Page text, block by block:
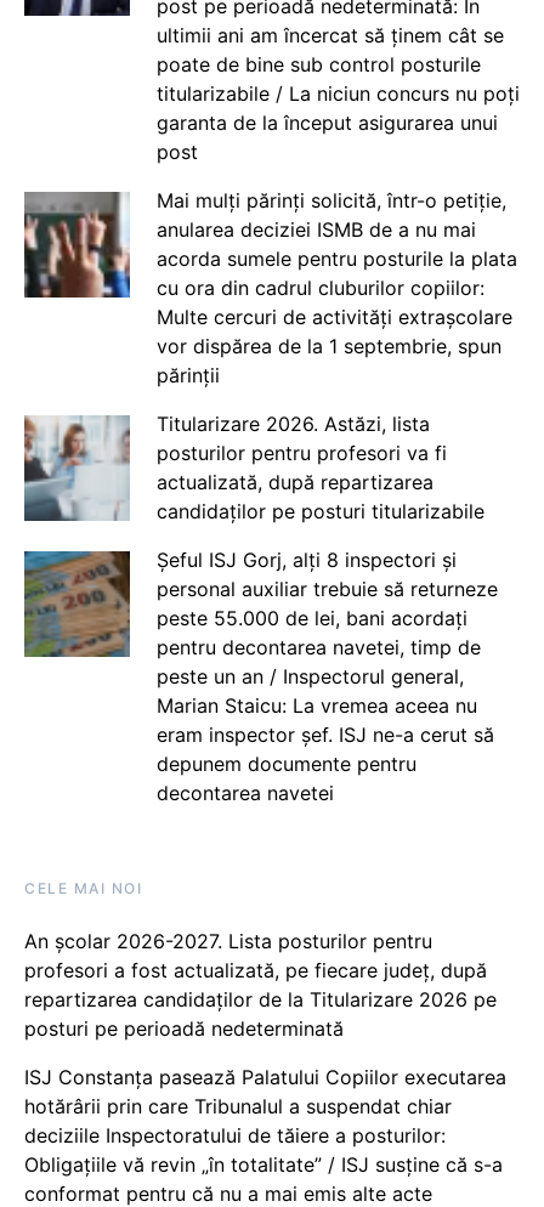
post pe perioadă nedeterminată: În
ultimii ani am încercat să ținem cât se
poate de bine sub control posturile
titularizabile / La niciun concurs nu poți
garanta de la început asigurarea unui
post
Mai mulți părinți solicită, într-o petiție,
anularea deciziei ISMB de a nu mai
acorda sumele pentru posturile la plata
cu ora din cadrul cluburilor copiilor:
Multe cercuri de activități extrașcolare
vor dispărea de la 1 septembrie, spun
părinții
Titularizare 2026. Astăzi, lista
posturilor pentru profesori va fi
actualizată, după repartizarea
candidaților pe posturi titularizabile
Șeful ISJ Gorj, alți 8 inspectori și
personal auxiliar trebuie să returneze
peste 55.000 de lei, bani acordați
pentru decontarea navetei, timp de
peste un an / Inspectorul general,
Marian Staicu: La vremea aceea nu
eram inspector șef. ISJ ne-a cerut să
depunem documente pentru
decontarea navetei
CELE MAI NOI
An școlar 2026-2027. Lista posturilor pentru
profesori a fost actualizată, pe fiecare județ, după
repartizarea candidaților de la Titularizare 2026 pe
posturi pe perioadă nedeterminată
ISJ Constanța pasează Palatului Copiilor executarea
hotărârii prin care Tribunalul a suspendat chiar
deciziile Inspectoratului de tăiere a posturilor:
Obligațiile vă revin „în totalitate” / ISJ susține că s-a
conformat pentru că nu a mai emis alte acte